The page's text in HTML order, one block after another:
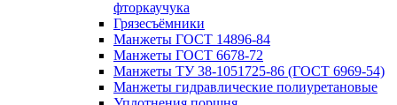
фторкаучука
Грязесъёмники
Манжеты ГОСТ 14896-84
Манжеты ГОСТ 6678-72
Манжеты ТУ 38-1051725-86 (ГОСТ 6969-54)
Манжеты гидравлические полиуретановые